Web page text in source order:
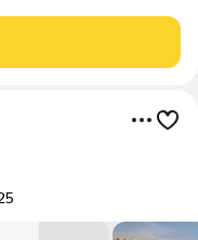
утренний